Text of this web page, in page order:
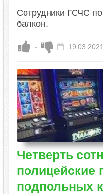
Сотрудники ГСЧС
балкон.
- 19.03.2021
Четверть
полицейские
подпольных